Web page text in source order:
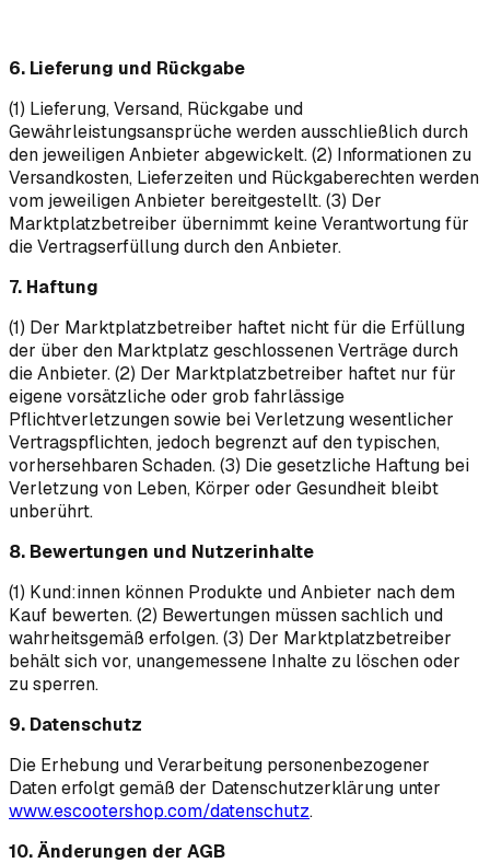
6. Lieferung und Rückgabe
(1) Lieferung, Versand, Rückgabe und
Gewährleistungsansprüche werden ausschließlich durch
den jeweiligen Anbieter abgewickelt. (2) Informationen zu
Versandkosten, Lieferzeiten und Rückgaberechten werden
vom jeweiligen Anbieter bereitgestellt. (3) Der
Marktplatzbetreiber übernimmt keine Verantwortung für
die Vertragserfüllung durch den Anbieter.
7. Haftung
(1) Der Marktplatzbetreiber haftet nicht für die Erfüllung
der über den Marktplatz geschlossenen Verträge durch
die Anbieter. (2) Der Marktplatzbetreiber haftet nur für
eigene vorsätzliche oder grob fahrlässige
Pflichtverletzungen sowie bei Verletzung wesentlicher
Vertragspflichten, jedoch begrenzt auf den typischen,
vorhersehbaren Schaden. (3) Die gesetzliche Haftung bei
Verletzung von Leben, Körper oder Gesundheit bleibt
unberührt.
8. Bewertungen und Nutzerinhalte
(1) Kund:innen können Produkte und Anbieter nach dem
Kauf bewerten. (2) Bewertungen müssen sachlich und
wahrheitsgemäß erfolgen. (3) Der Marktplatzbetreiber
behält sich vor, unangemessene Inhalte zu löschen oder
zu sperren.
9. Datenschutz
Die Erhebung und Verarbeitung personenbezogener
Daten erfolgt gemäß der Datenschutzerklärung unter
www.escootershop.com/datenschutz.
10. Änderungen der AGB